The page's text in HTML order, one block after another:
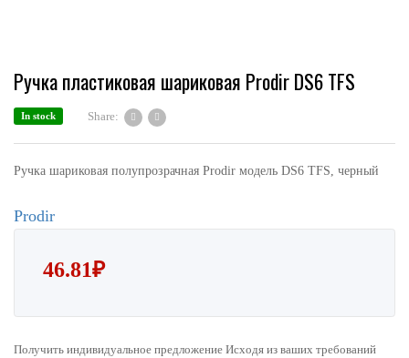
Ручка пластиковая шариковая Prodir DS6 TFS
Share:
In stock
Ручка шариковая полупрозрачная Prodir модель DS6 TFS, черный
Prodir
46.81₽
Получить индивидуальное предложение Исходя из ваших требований